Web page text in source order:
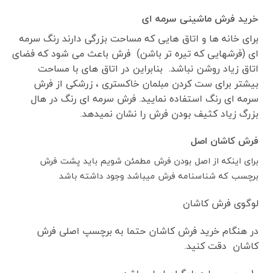
خرید فرش ماشینی سرمه ای
برای خانه ها و اتاق هایی که مساحت بزرگی دارند رنگ سرمه
ای (فرشهایی که تیره تر باشن) فرش باعث می شود که فضای
اتاق زیاد روشن نباشد. بنابراین در اتاق های با مساحت
بیشتر برای ست کردن مبلمان خاکستری ، زرشکی از فرش
سرمه ای رنگ استفاده نمایید. فرش سرمه ای رنگ در هال
بزرگ زیاد کثیف بودن فرش را نشان نمیدهد.
فرش کاشان اصل
برای اینکه از اصل بودن فرش مطمئن شویم باید پشت فرش
برچسب که شناسنامه فرش میباشد وجود داشته باشد
لوگوی فرش کاشان
در هنگام خرید فرش کاشان حتما به برچسپ اصلی فرش
کاشان دقت کنید.